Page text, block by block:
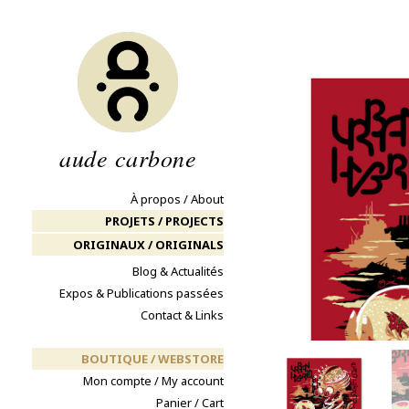
aude carbone
À propos / About
PROJETS / PROJECTS
ORIGINAUX / ORIGINALS
Blog & Actualités
Expos & Publications passées
Contact & Links
BOUTIQUE / WEBSTORE
Mon compte / My account
Panier / Cart